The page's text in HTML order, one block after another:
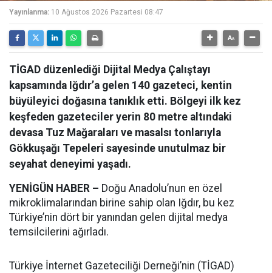
Yayınlanma: 10 Ağustos 2026 Pazartesi 08:47
TİGAD düzenlediği Dijital Medya Çalıştayı
kapsamında Iğdır’a gelen 140 gazeteci, kentin
büyüleyici doğasına tanıklık etti. Bölgeyi ilk kez
keşfeden gazeteciler yerin 80 metre altındaki
devasa Tuz Mağaraları ve masalsı tonlarıyla
Gökkuşağı Tepeleri sayesinde unutulmaz bir
seyahat deneyimi yaşadı.
YENİGÜN HABER – Doğu Anadolu’nun en özel
mikroklimalarından birine sahip olan Iğdır, bu kez
Türkiye’nin dört bir yanından gelen dijital medya
temsilcilerini ağırladı.
Türkiye İnternet Gazeteciliği Derneği’nin (TİGAD)